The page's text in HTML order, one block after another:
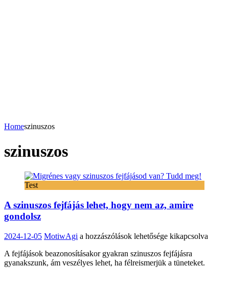
Homeszinuszos
szinuszos
Test
A szinuszos fejfájás lehet, hogy nem az, amire
gondolsz
2024-12-05 MotiwAgi A
fejfájás
lehet,
a hozzászólások lehetősége kikapcsolva
A fejfájások beazonosításakor gyakran szinuszos fejfájásra
gyanakszunk, ám veszélyes lehet, ha félreismerjük a tüneteket.